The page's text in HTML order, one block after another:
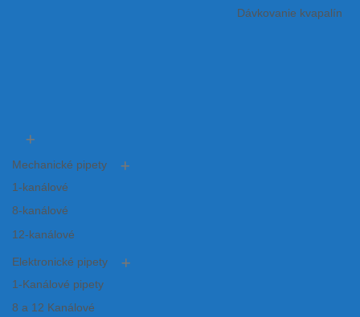
Dávkovanie kvapalín
Mechanické pipety
1-kanálové
8-kanálové
12-kanálové
Elektronické pipety
1-Kanálové pipety
8 a 12 Kanálové